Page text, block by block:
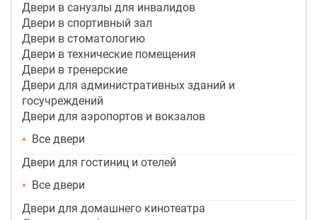
Двери в санузлы для инвалидов
Двери в спортивный зал
Двери в стоматологию
Двери в технические помещения
Двери в тренерские
Двери для административных зданий и
госучреждений
Двери для аэропортов и вокзалов
Все двери
Двери для гостиниц и отелей
Все двери
Двери для домашнего кинотеатра